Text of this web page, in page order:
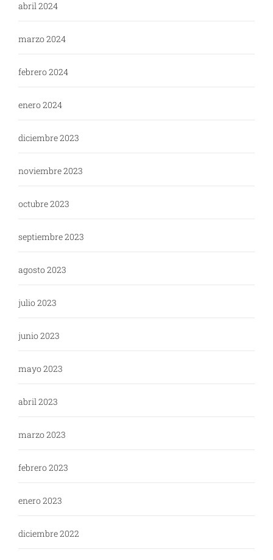
abril 2024
marzo 2024
febrero 2024
enero 2024
diciembre 2023
noviembre 2023
octubre 2023
septiembre 2023
agosto 2023
julio 2023
junio 2023
mayo 2023
abril 2023
marzo 2023
febrero 2023
enero 2023
diciembre 2022